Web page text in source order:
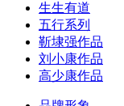
生生有道
五行系列
靳埭强作品
刘小康作品
高少康作品